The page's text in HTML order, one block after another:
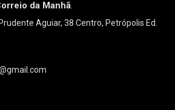
da Manhã.
Aguiar, 38 Centro, Petrópolis Ed.